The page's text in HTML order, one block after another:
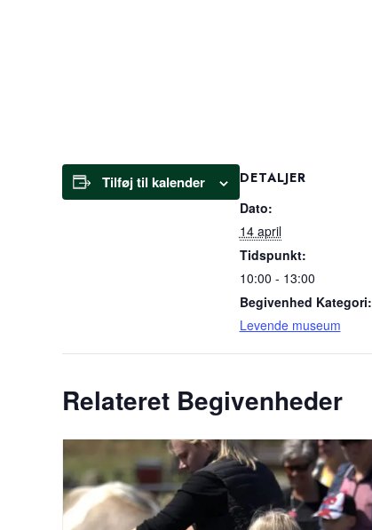
Tilføj til kalender
DETALJER
Dato:
14 april
Tidspunkt:
10:00 - 13:00
Begivenhed Kategori:
Levende museum
Relateret Begivenheder